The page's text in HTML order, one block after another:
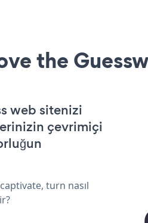
the
web sitenizi
çevrimiçi
turn nasıl